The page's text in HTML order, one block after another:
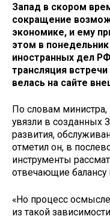
Запад в скором
сокращение
экономике, и ему
этом в
иностранных дел РФ
трансляция
велась на сайте
По словам
увязли в созданных
развития,
отметил он, в
инструменты
отвечающие балансу
«Но процесс
из такой